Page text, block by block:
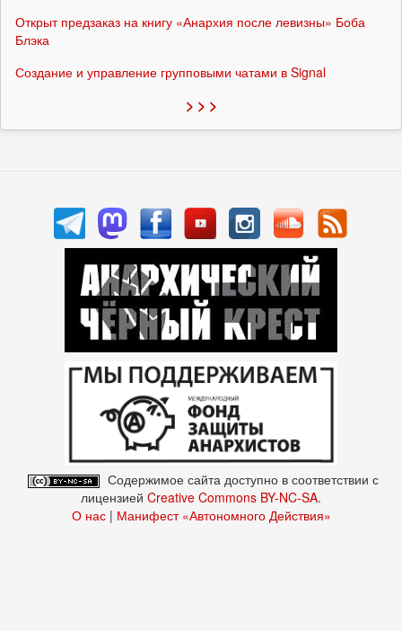
Открыт предзаказ на книгу «Анархия после левизны» Боба
Блэка
Создание и управление групповыми чатами в Signal
> > >
Содержимое сайта доступно в соответствии с
лицензией Creative Commons BY-NC-SA.
О нас| Манифест «Автономного Действия»